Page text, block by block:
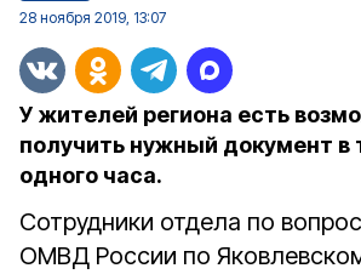
28 ноября 2019, 13:07
У жителей региона есть
получить нужный документ в
одного часа.
Сотрудники отдела по
ОМВД России по